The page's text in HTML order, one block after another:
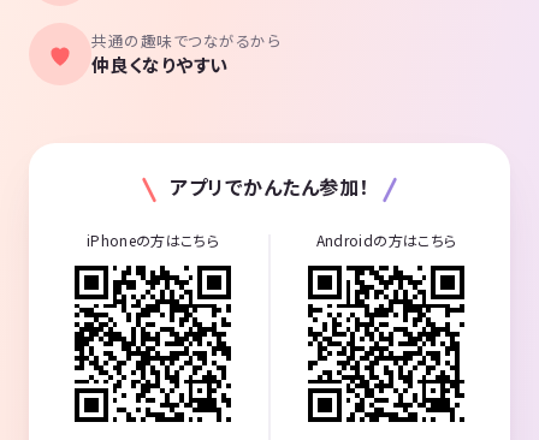
共通の趣味でつながるから
仲良くなりやすい
アプリでかんたん参加！
iPhoneの方はこちら Androidの方はこちら